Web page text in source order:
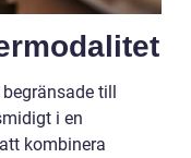
till
i en
kombinera